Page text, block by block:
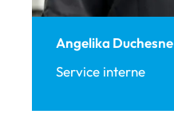
Angelika Duchesne
Service interne